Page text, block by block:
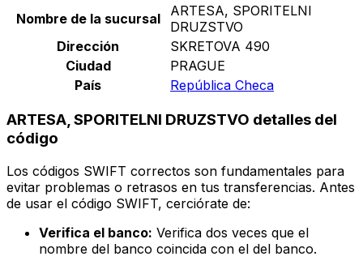
Nombre de la sucursal
ARTESA, SPORITELNI
DRUZSTVO
Dirección
SKRETOVA 490
Ciudad
PRAGUE
País
República Checa
ARTESA, SPORITELNI DRUZSTVO detalles del
código
Los códigos SWIFT correctos son fundamentales para
evitar problemas o retrasos en tus transferencias. Antes
de usar el código SWIFT, cerciórate de:
Verifica el banco: Verifica dos veces que el
nombre del banco coincida con el del banco.